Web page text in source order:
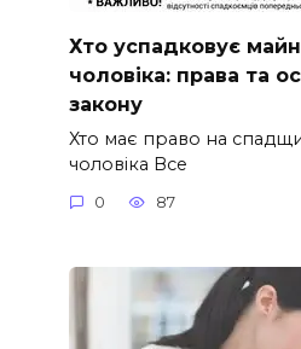
Хто успадковує
чоловіка: права та
закону
Хто має право на
чоловіка Все
0 87